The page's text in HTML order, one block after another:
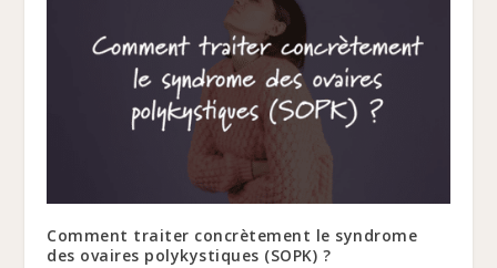
Comment traiter concrètement le syndrome
des ovaires polykystiques (SOPK) ?